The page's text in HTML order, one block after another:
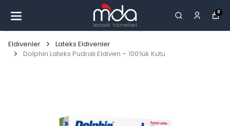
0
Eldivenler
Lateks Eldivenler
Dolphin Lateks Pudralı Eldiven – 100’lük Kutu